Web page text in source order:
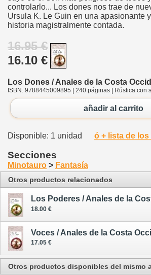
controlarlo... Los dones nos trae de
Ursula K. Le Guin en una apasionante
historia magistralmente contada.
16.95 €
16.10 €
Los Dones / Anales de la Costa
ISBN: 9788445009895 | 240 páginas | Rústica con
añadir al carrito
Disponible: 1 unidad ó + lista de
Secciones
Minotauro > Fantasía
Otros productos relacionados
Los Poderes / Anales de la
18.00 €
Voces / Anales de la Costa
17.05 €
Otros productos disponibles del mismo